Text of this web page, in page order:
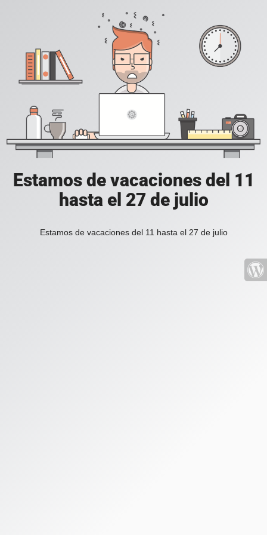
Estamos de vacaciones del 11
hasta el 27 de julio
Estamos de vacaciones del 11 hasta el 27 de julio